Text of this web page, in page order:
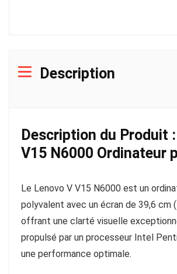
Description
Description du Produit
V15 N6000 Ordinateur
Le Lenovo V V15 N6000 est un
polyvalent avec un écran de 39,6 cm
offrant une clarté visuelle
propulsé par un processeur Intel
une performance optimale.